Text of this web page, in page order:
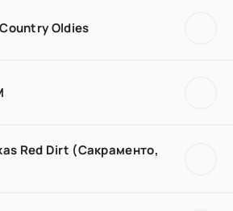
Oldies
Red Dirt (Сакраменто,